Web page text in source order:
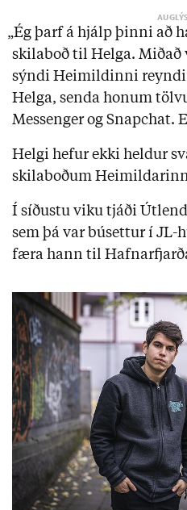
„Ég þarf á hjálp þinni að
skilaboð til Helga. Miðað
sýndi Heimildinni reyndi
Helga, senda honum
Messenger og Snapchat.
Helgi hefur ekki heldur
skilaboðum
Í síðustu viku tjáði
sem þá var búsettur í JL-
færa hann til